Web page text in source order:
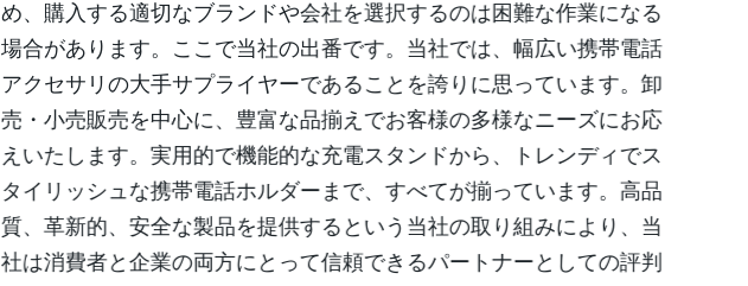
め、購入する適切なブランドや会社を選択するのは困難な作業になる
場合があります。ここで当社の出番です。当社では、幅広い携帯電話
アクセサリの大手サプライヤーであることを誇りに思っています。卸
売・小売販売を中心に、豊富な品揃えでお客様の多様なニーズにお応
えいたします。実用的で機能的な充電スタンドから、トレンディでス
タイリッシュな携帯電話ホルダーまで、すべてが揃っています。高品
質、革新的、安全な製品を提供するという当社の取り組みにより、当
社は消費者と企業の両方にとって信頼できるパートナーとしての評判